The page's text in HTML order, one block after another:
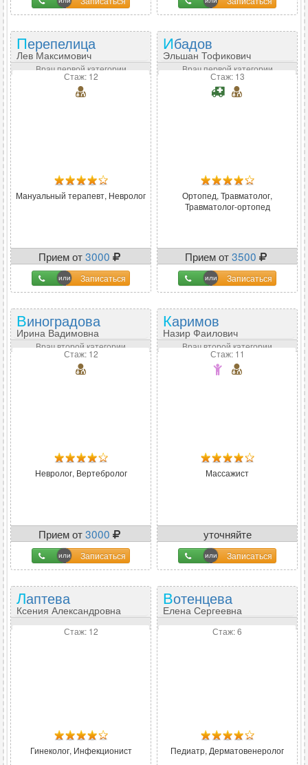
Перепелица
Лев Максимович
Врач первой категории
Стаж: 12
Мануальный терапевт, Невролог
Прием от3000
Записаться
Ибадов
Эльшан Тофикович
Врач первой категории
Стаж: 13
Ортопед, Травматолог,
Травматолог-ортопед
Прием от3500
Записаться
Виноградова
Ирина Вадимовна
Врач второй категории
Стаж: 12
Невролог, Вертебролог
Прием от3000
Записаться
Каримов
Назир Фаилович
Врач второй категории
Стаж: 11
Массажист
уточняйте
Записаться
Лаптева
Ксения Александровна
Стаж: 12
Гинеколог, Инфекционист
Вотенцева
Елена Сергеевна
Стаж: 6
Педиатр, Дерматовенеролог